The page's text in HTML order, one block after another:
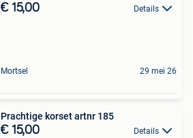
€ 15,00 Details
Mortsel 29 mei 26
Prachtige korset artnr 185
€ 15,00 Details